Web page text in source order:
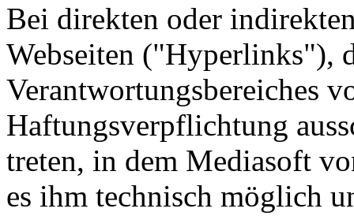
Bei direkten oder
Webseiten ("Hyperlinks"),
Verantwortungsbereiches
Haftungsverpflichtung
treten, in dem Mediasoft
es ihm technisch möglich